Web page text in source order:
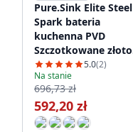
Pure.Sink Elite Steel
Spark bateria
kuchenna PVD
Szczotkowane złoto
PS8040-605.0(2)
Na stanie
696,73 zł
592,20 zł